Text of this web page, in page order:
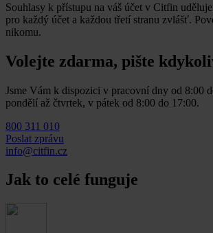
Souhlasy k přístupu na váš účet v Citfin
pro každý účet a každou třetí stranu zvlášť.
nikomu.
Volejte zdarma, pište
Jsme Vám k dispozici v pracovní dny od 8:00
pondělí až čtvrtek, v pátek od 8:00 do 17:00.
800 311 010
Poslat zprávu
info@citfin.cz
Jak to celé funguje